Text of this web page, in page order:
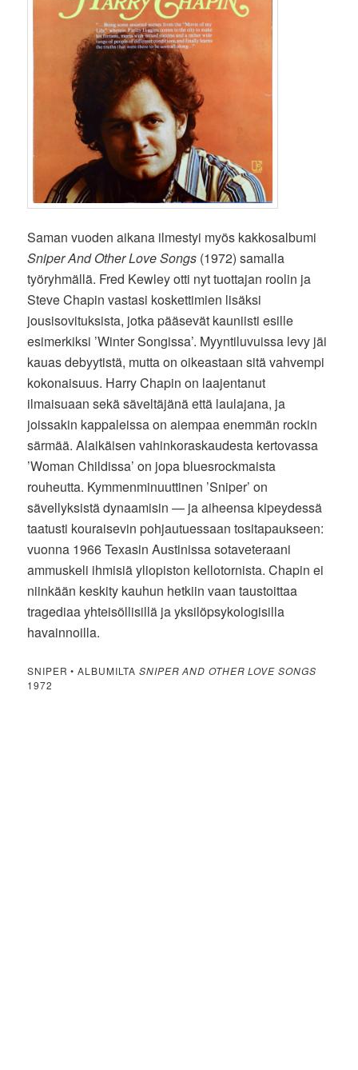
Saman vuoden aikana ilmestyi myös kakkosalbumi
Sniper And Other Love Songs (1972) samalla
työryhmällä. Fred Kewley otti nyt tuottajan roolin ja
Steve Chapin vastasi koskettimien lisäksi
jousisovituksista, jotka pääsevät kauniisti esille
esimerkiksi ’Winter Songissa’. Myyntiluvuissa levy jäi
kauas debyytistä, mutta on oikeastaan sitä vahvempi
kokonaisuus. Harry Chapin on laajentanut
ilmaisuaan sekä säveltäjänä että laulajana, ja
joissakin kappaleissa on aiempaa enemmän rockin
särmää. Alaikäisen vahinkoraskaudesta kertovassa
’Woman Childissa’ on jopa bluesrockmaista
rouheutta. Kymmenminuuttinen ’Sniper’ on
sävellyksistä dynaamisin — ja aiheensa kipeydessä
taatusti kouraisevin pohjautuessaan tositapaukseen:
vuonna 1966 Texasin Austinissa sotaveteraani
ammuskeli ihmisiä yliopiston kellotornista. Chapin ei
niinkään keskity kauhun hetkiin vaan taustoittaa
tragediaa yhteisöllisillä ja yksilöpsykologisilla
havainnoilla.
SNIPER • ALBUMILTASNIPER AND OTHER LOVE SONGS
1972